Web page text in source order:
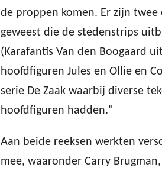
de proppen komen. Er zijn twee
geweest die de stedenstrips
(Karafantis Van den Boogaard
hoofdfiguren Jules en Ollie en
serie De Zaak waarbij diverse
hoofdfiguren hadden."
Aan beide reeksen werkten
mee, waaronder Carry